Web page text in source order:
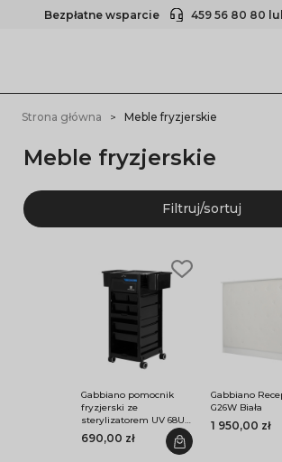
Bezpłatne wsparcie 459 56 80 80
Strona główna Meble fryzjerskie
Meble fryzjerskie
Filtruj/sortuj
Gabbiano pomocnik
fryzjerski ze
sterylizatorem UV 68UV
czarny
690,00 zł
Gabbiano
G26W Biała
1 950,00 zł